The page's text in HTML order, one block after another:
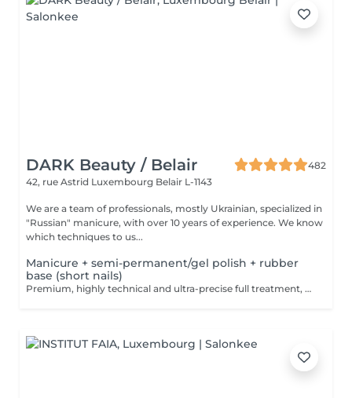
DARK Beauty / Belair
482
42, rue Astrid Luxembourg Belair L-1143
We are a team of professionals, mostly Ukrainian, specialized in
"Russian" manicure, with over 10 years of experience. We know
which techniques to us...
Manicure + semi-permanent/gel polish + rubber
base (short nails)
Premium, highly technical and ultra-precise full treatment, performed mainly with an e-file to achieve a perfectly clean nail contour and apply the polish as close as possible, even slightly under the cuticle. This technique helps visually delay the regrowth by around 10 days. Visual result: -Extremely well-groomed nails, clean contours, flawless shape -Instagram / photo studio effect: neat, precise, with no visible dry skin We also include a base coat, recommended for short nails in good condition. A perfect solution for flawless and long-lasting nails: -The average durability is 4 weeks!! Service content -> 80€ : -Removal of old semi-permanent and/or gel (if needed, already include in this price/service) -Very meticulous preparation of the nail plate -Removal of dead skin -Shape and file nails -Gentle cuticle care -Rubber base -Application of semi-permanent nail polish -Application of cuticle oil and hand cream Optional : -Price per nail extension on up to 5 nails (if so please book "WITH simple design") +3€/nail -Price per nail for nail art on up to 5 nails (if so please book "WITH simple design") +3€/nail -Price for simple design (French, Chrome, Baby Boomer, Cat Eyes, Stickers, Foil) 6-10 nails -> +20€ -Price for complex design (3D, Hand drawings, Stamping, French with Chrome, Baby Boomer with Chrome, French with Cat Eyes) 6-10 nails -> +30€